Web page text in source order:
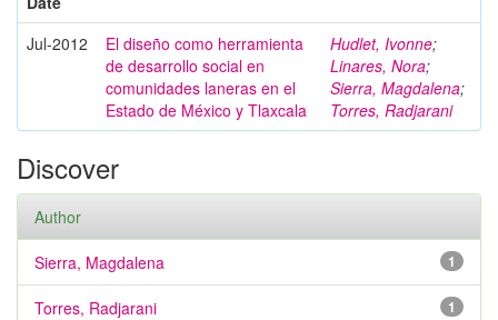
Jul-2012
El diseño como herramienta
de desarrollo social en
comunidades laneras en el
Estado de México y Tlaxcala
Hudlet, Ivonne;
Linares, Nora;
Sierra, Magdalena;
Torres, Radjarani
Discover
Author
1
Sierra, Magdalena
1
Torres, Radjarani